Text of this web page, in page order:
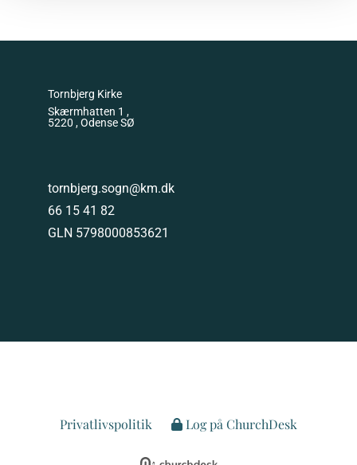
Tornbjerg Kirke
Skærmhatten 1 ,
5220 , Odense SØ
tornbjerg.sogn@km.dk
66 15 41 82
GLN 5798000853621
Privatlivspolitik Log på ChurchDesk